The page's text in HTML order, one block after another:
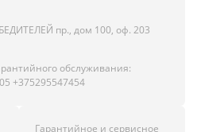
пр., дом 100, оф. 203
обслуживания:
+375295547454
Гарантийное и сервисное